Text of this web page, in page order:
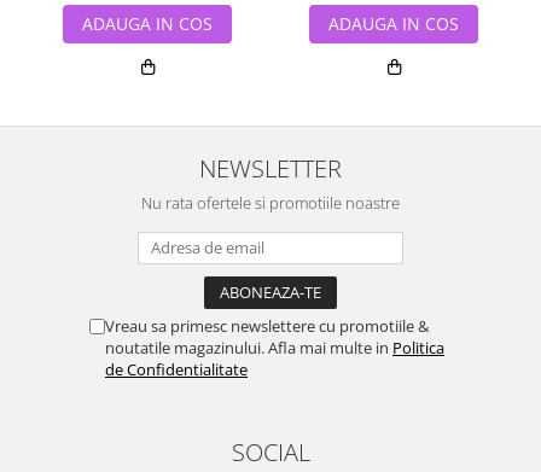
ADAUGA IN COS ADAUGA IN COS
NEWSLETTER
Nu rata ofertele si promotiile noastre
Vreau sa primesc newslettere cu promotiile &
noutatile magazinului. Afla mai multe in Politica
de Confidentialitate
SOCIAL